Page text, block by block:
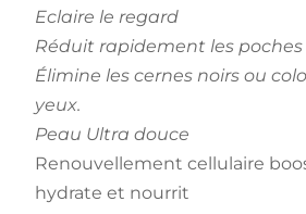
Eclaire le regard
Réduit rapidement les poches
Élimine les cernes noirs ou
yeux.
Peau Ultra douce
Renouvellement cellulaire
hydrate et nourrit